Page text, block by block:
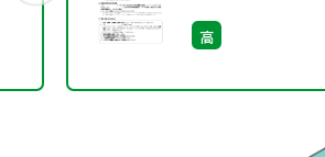
ノート］
高